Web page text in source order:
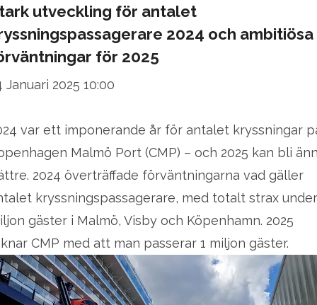
utveckling för antalet
2024 och ambitiösa
för 2025
Januari 2025 10:00
var ett imponerande år för antalet kryssningar
Malmö Port (CMP) – och 2025 kan bli
2024 överträffade förväntningarna vad gäller
kryssningspassagerare, med totalt strax
gäster i Malmö, Visby och Köpenhamn. 2025
CMP med att man passerar 1 miljon gäster.